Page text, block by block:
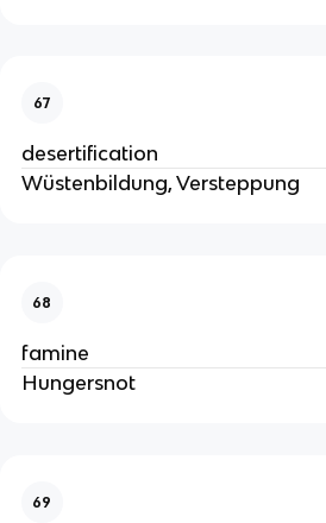
67
desertification
Wüstenbildung, Versteppung
68
famine
Hungersnot
69